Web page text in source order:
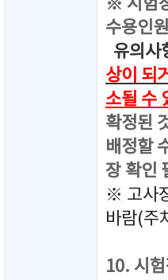
※ 시험
수용인
유의
상이 되
소될 수
확정된
배정할
장 확인
※ 고사
바람(주
10. 시